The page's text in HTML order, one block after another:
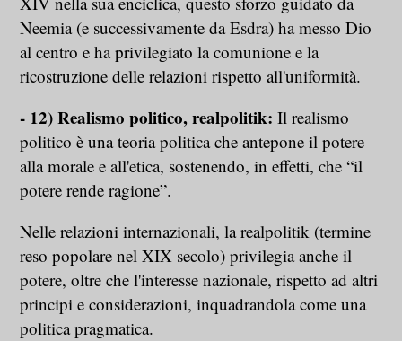
Neemia (e successivamente da Esdra) ha messo Dio
al centro e ha privilegiato la comunione e la
ricostruzione delle relazioni rispetto all'uniformità.
- 12) Realismo politico, realpolitik: Il realismo
politico è una teoria politica che antepone il potere
alla morale e all'etica, sostenendo, in effetti, che “il
potere rende ragione”.
Nelle relazioni internazionali, la realpolitik (termine
reso popolare nel XIX secolo) privilegia anche il
potere, oltre che l'interesse nazionale, rispetto ad altri
principi e considerazioni, inquadrandola come una
politica pragmatica.